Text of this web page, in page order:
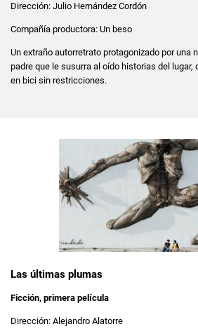
Dirección: Julio Hernández Cordón
Compañía productora: Un beso
Un extraño autorretrato protagonizado por una
padre que le susurra al oído historias del lugar,
en bici sin restricciones.
Las últimas plumas
Ficción, primera película
Dirección: Alejandro Alatorre